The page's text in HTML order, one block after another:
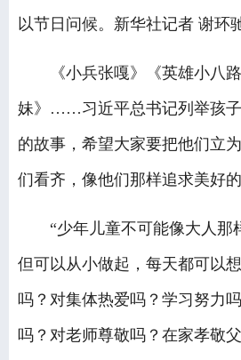
以节日问候。新华社记者 谢环
《小兵张嘎》《英雄小八路
妹》……习近平总书记列举孩
的故事，希望大家要把他们立
们看齐，像他们那样追求美好的
“少年儿童不可能像大人那
但可以从小做起，每天都可以
吗？对集体热爱吗？学习努力
吗？对老师尊敬吗？在家孝敬